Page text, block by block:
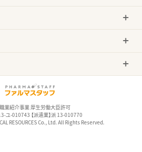
業紹介事業 厚生労働大臣許可
13-ユ-010743 【派遣業】派 13-010770
RESOURCES Co., Ltd. All Rights Reserved.